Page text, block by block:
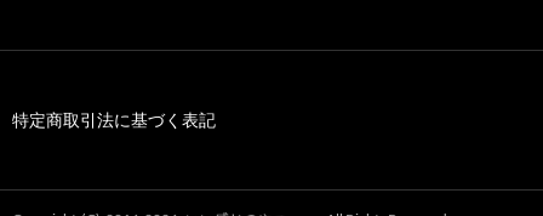
特定商取引法に基づく表記